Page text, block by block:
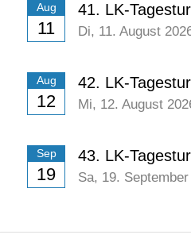
Aug
11
41. LK-
Di, 11. August
Aug
12
42. LK-
Mi, 12. August
Sep
19
43. LK-
Sa, 19.